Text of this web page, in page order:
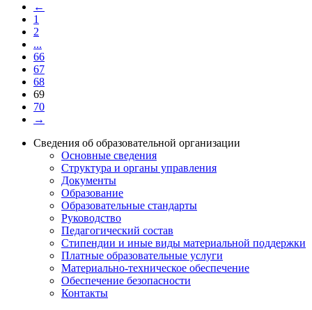
←
1
2
...
66
67
68
69
70
→
Сведения об образовательной организации
Основные сведения
Структура и органы управления
Документы
Образование
Образовательные стандарты
Руководство
Педагогический состав
Стипендии и иные виды материальной поддержки
Платные образовательные услуги
Материально-техническое обеспечение
Обеспечение безопасности
Контакты